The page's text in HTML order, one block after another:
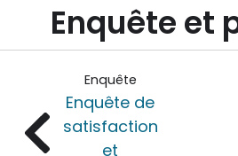
Enquête et
Enquête
Enquête de
satisfaction
et